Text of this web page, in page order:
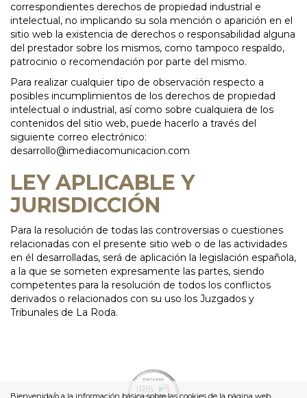
correspondientes derechos de propiedad industrial e
intelectual, no implicando su sola mención o aparición en el
sitio web la existencia de derechos o responsabilidad alguna
del prestador sobre los mismos, como tampoco respaldo,
patrocinio o recomendación por parte del mismo.
Para realizar cualquier tipo de observación respecto a
posibles incumplimientos de los derechos de propiedad
intelectual o industrial, así como sobre cualquiera de los
contenidos del sitio web, puede hacerlo a través del
siguiente correo electrónico:
desarrollo@imediacomunicacion.com
LEY APLICABLE Y
JURISDICCIÓN
Para la resolución de todas las controversias o cuestiones
relacionadas con el presente sitio web o de las actividades
en él desarrolladas, será de aplicación la legislación española,
a la que se someten expresamente las partes, siendo
competentes para la resolución de todos los conflictos
derivados o relacionados con su uso los Juzgados y
Tribunales de La Roda.
Bienvenida/o a la información básica sobre las cookies de la página web